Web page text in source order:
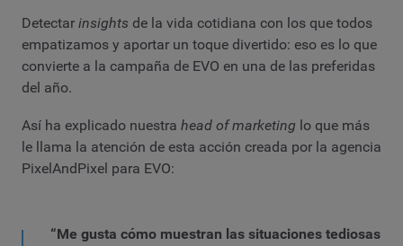
Detectar insights de la vida cotidiana con los que todos
empatizamos y aportar un toque divertido: eso es lo que
convierte a la campaña de EVO en una de las preferidas
del año.
Así ha explicado nuestra head of marketing lo que más
le llama la atención de esta acción creada por la agencia
PixelAndPixel para EVO:
“Me gusta cómo muestran las situaciones tediosas